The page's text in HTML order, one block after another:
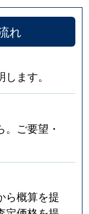
れ
ます。
ご要望・
ら概算を提